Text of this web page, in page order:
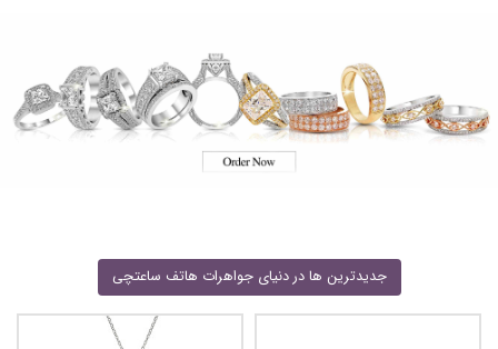
جدیدترین ها در دنیای جواهرات هاتف ساعتچی